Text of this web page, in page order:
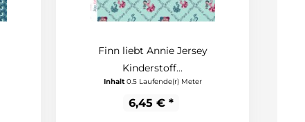
Finn liebt Annie Jersey
Kinderstoff...
Inhalt 0.5 Laufende(r) Meter
6,45 € *